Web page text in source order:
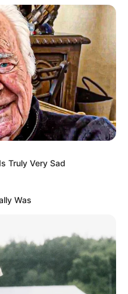
Truly Very Sad
Was